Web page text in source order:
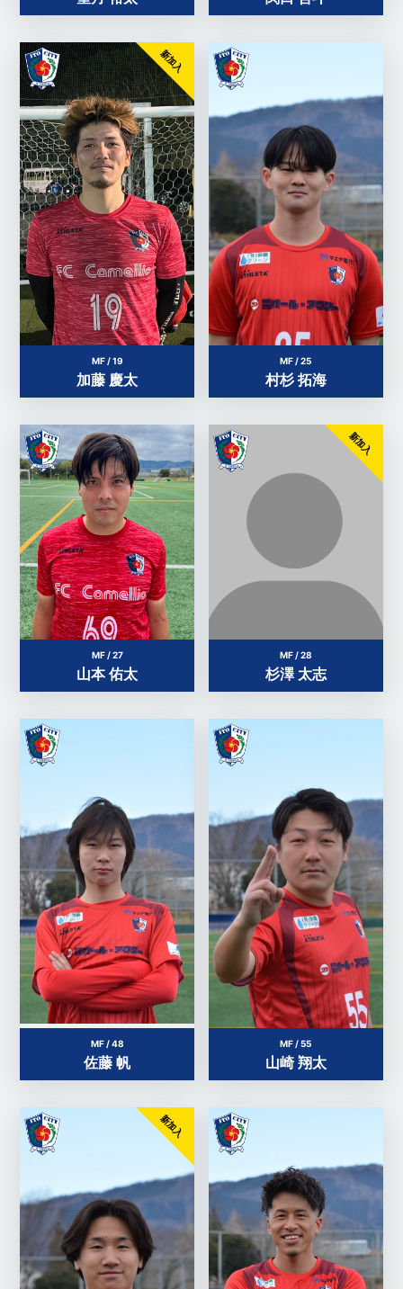
MF / 19
加藤 慶太
新加入
MF / 25
村杉 拓海
MF / 27
山本 佑太
MF / 28
杉澤 太志
新加入
MF / 48
佐藤 帆
MF / 55
山崎 翔太
新加入